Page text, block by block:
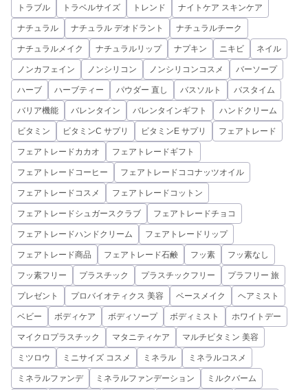
トラブル トラベルサイズ トレンド ナイトケア スキンケア
ナチュラル ナチュラル デオドラント ナチュラルチーク
ナチュラルメイク ナチュラルリップ ナプキン ニキビ ネイル
ノンカフェイン ノンシリコン ノンシリコンコスメ バーソープ
ハーブ ハーブティー パウダー 直し バスソルト バスタイム
バリア機能 バレンタイン バレンタインギフト ハンドクリーム
ビタミン ビタミンC サプリ ビタミンE サプリ フェアトレード
フェアトレードカカオ フェアトレードギフト
フェアトレードコーヒー フェアトレードココナッツオイル
フェアトレードコスメ フェアトレードコットン
フェアトレードシュガースクラブ フェアトレードチョコ
フェアトレードハンドクリーム フェアトレードリップ
フェアトレード商品 フェアトレード石鹸 フッ素 フッ素なし
フッ素フリー プラスチック プラスチックフリー プラフリー 旅
プレゼント プロバイオティクス 美容 ベースメイク ヘアミスト
ベビー ボディケア ボディソープ ボディミスト ホワイトデー
マイクロプラスチック マタニティケア マルチビタミン 美容
ミツロウ ミニサイズ コスメ ミネラル ミネラルコスメ
ミネラルファンデ ミネラルファンデーション ミルクバーム